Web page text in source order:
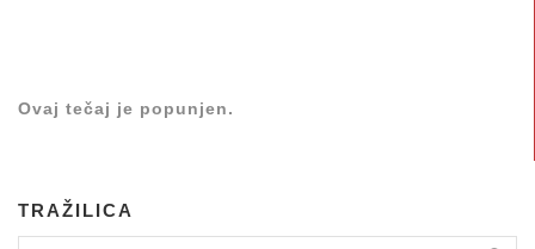
Ovaj tečaj je popunjen.
TRAŽILICA